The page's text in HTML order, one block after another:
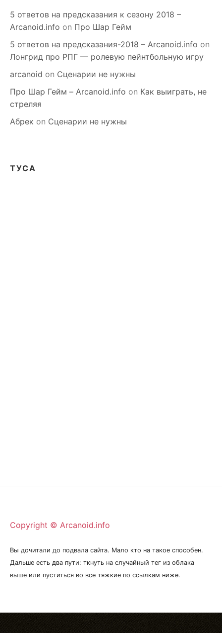
5 ответов на предсказания к сезону 2018 –
Arcanoid.info on Про Шар Гейм
5 ответов на предсказания-2018 – Arcanoid.info on
Лонгрид про РПГ — ролевую пейнтбольную игру
arcanoid on Сценарии не нужны
Про Шар Гейм – Arcanoid.info on Как выиграть, не
стреляя
Абрек on Сценарии не нужны
ТУСА
Copyright © Arcanoid.info
Вы дочитали до подвала сайта. Мало кто на такое способен.
Дальше есть два пути: ткнуть на случайный тег из облака
выше или пуститься во все тяжкие по ссылкам ниже.